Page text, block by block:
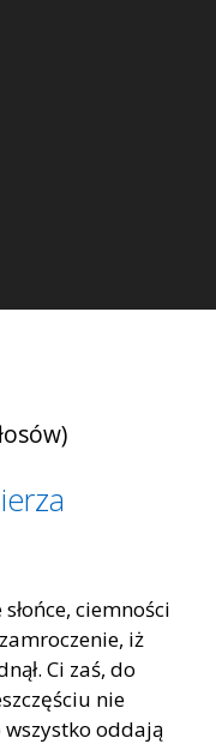
ciemności
iż
Ci zaś, do
nie
oddają